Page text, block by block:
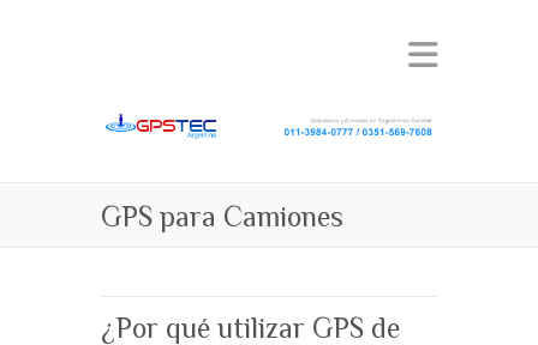
GPS para Camiones
¿Por qué utilizar GPS de